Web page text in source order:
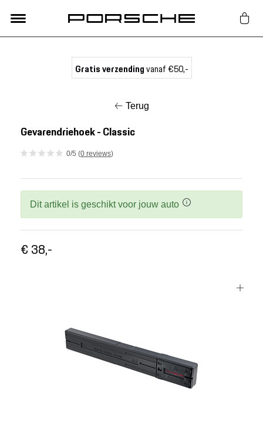
Nieuw
Acties
Porsche finder
Meer Porsche
Gratis verzendingvanaf €50,-
Terug
Gevarendriehoek - Classic
0/5 (0 reviews)
Dit artikel is geschikt voor jouw auto
€ 38,-